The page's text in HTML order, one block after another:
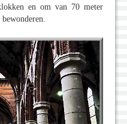
en om van 70 meter